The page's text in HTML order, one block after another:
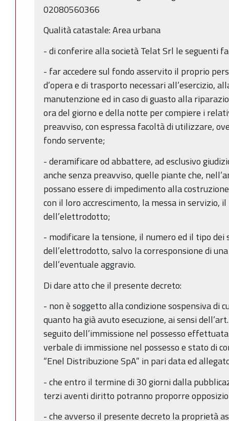
02080560366
Qualità catastale: Area urbana
- di conferire alla società Telat Srl le seguenti
- far accedere sul fondo asservito il proprio
d’opera e di trasporto necessari all’esercizio,
manutenzione ed in caso di guasto alla
ora del giorno e della notte per compiere i
preavviso, con espressa facoltà di utilizzare,
fondo servente;
- deramificare od abbattere, ad esclusivo
anche senza preavviso, quelle piante che,
possano essere di impedimento alla
con il loro accrescimento, la messa in servizio,
dell’elettrodotto;
- modificare la tensione, il numero ed il tipo dei
dell’elettrodotto, salvo la corresponsione di
dell’eventuale aggravio.
Di dare atto che il presente decreto:
- non è soggetto alla condizione sospensiva di
quanto ha già avuto esecuzione, ai sensi
seguito dell’immissione nel possesso
verbale di immissione nel possesso e stato di
“Enel Distribuzione SpA” in pari data ed
- che entro il termine di 30 giorni dalla
terzi aventi diritto potranno proporre
- che avverso il presente decreto la proprietà